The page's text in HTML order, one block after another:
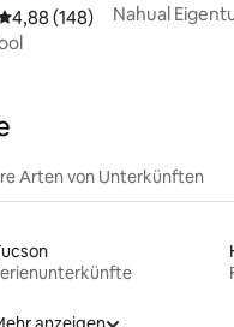
4,88 (148)
aymas
Nahual
Arten von Unterkünften